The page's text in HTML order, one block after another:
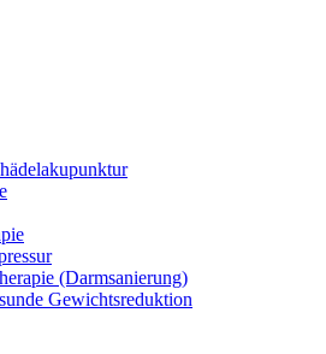
(Darmsanierung)
Gewichtsreduktion